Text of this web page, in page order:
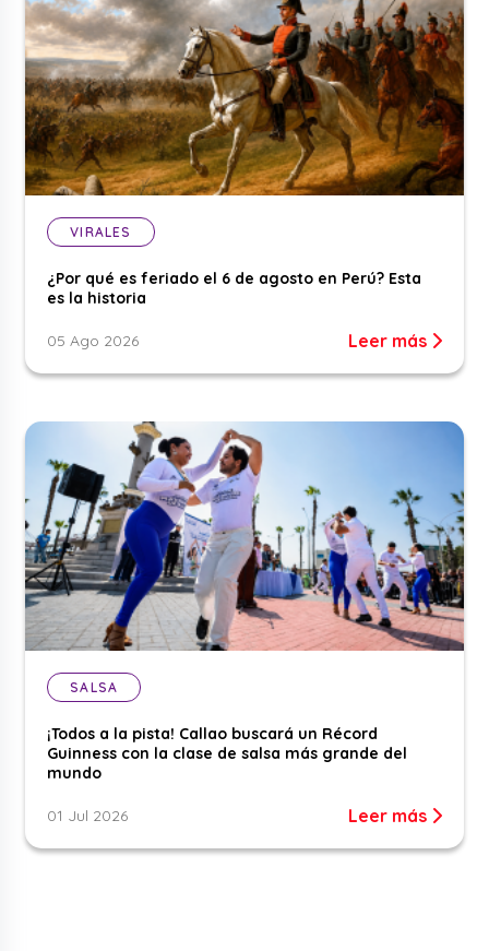
VIRALES
¿Por qué es feriado el 6 de agosto en Perú? Esta
es la historia
05 Ago 2026 Leer más
SALSA
¡Todos a la pista! Callao buscará un Récord
Guinness con la clase de salsa más grande del
mundo
01 Jul 2026 Leer más